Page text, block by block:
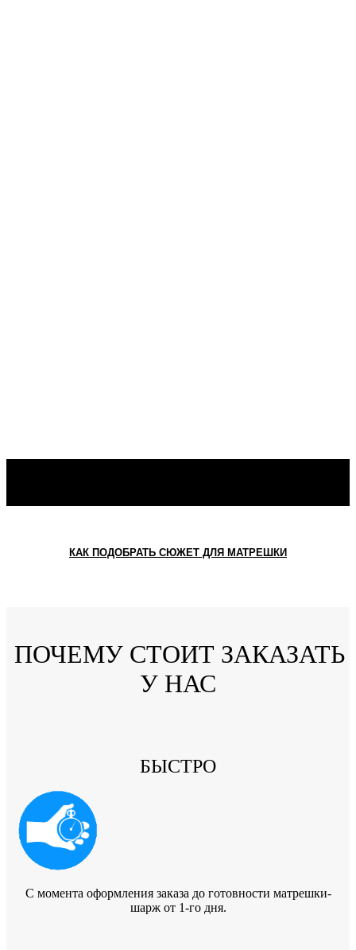
КАК ПОДОБРАТЬ СЮЖЕТ ДЛЯ МАТРЕШКИ
ПОЧЕМУ СТОИТ ЗАКАЗАТЬ
У НАС
БЫСТРО
C момента оформления заказа до готовности матрешки-
шарж от 1-го дня.